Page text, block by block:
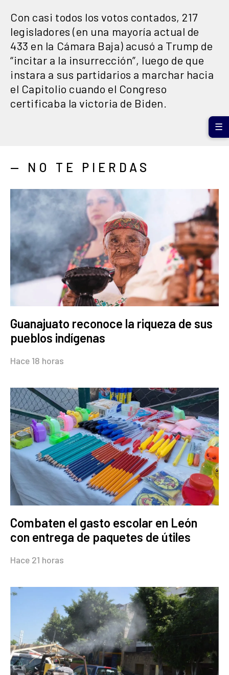
Con casi todos los votos contados, 217
legisladores (en una mayoría actual de
433 en la Cámara Baja) acusó a Trump de
“incitar a la insurrección”, luego de que
instara a sus partidarios a marchar hacia
el Capitolio cuando el Congreso
certificaba la victoria de Biden.
— NO TE PIERDAS
Guanajuato reconoce la riqueza de sus
pueblos indígenas
Hace 18 horas
Combaten el gasto escolar en León
con entrega de paquetes de útiles
Hace 21 horas
☰